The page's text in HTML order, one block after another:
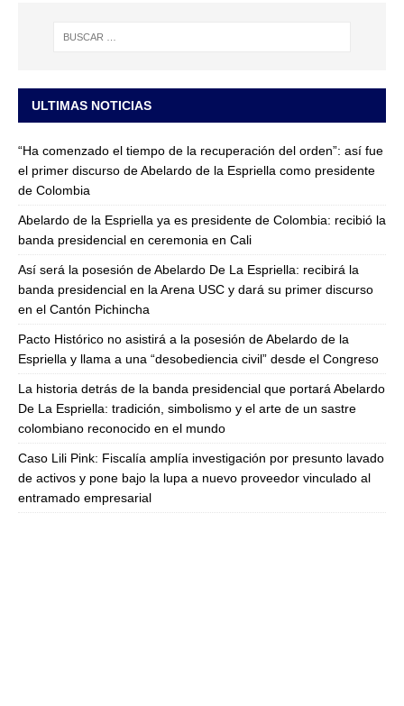
ULTIMAS NOTICIAS
“Ha comenzado el tiempo de la recuperación del orden”: así fue
el primer discurso de Abelardo de la Espriella como presidente
de Colombia
Abelardo de la Espriella ya es presidente de Colombia: recibió la
banda presidencial en ceremonia en Cali
Así será la posesión de Abelardo De La Espriella: recibirá la
banda presidencial en la Arena USC y dará su primer discurso
en el Cantón Pichincha
Pacto Histórico no asistirá a la posesión de Abelardo de la
Espriella y llama a una “desobediencia civil” desde el Congreso
La historia detrás de la banda presidencial que portará Abelardo
De La Espriella: tradición, simbolismo y el arte de un sastre
colombiano reconocido en el mundo
Caso Lili Pink: Fiscalía amplía investigación por presunto lavado
de activos y pone bajo la lupa a nuevo proveedor vinculado al
entramado empresarial